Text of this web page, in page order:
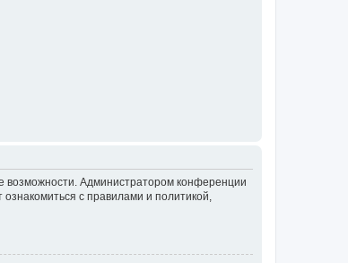
возможности. Администратором конференции
с правилами и политикой,